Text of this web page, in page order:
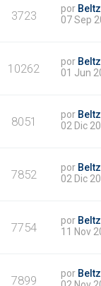
3723 por
07 Sep
10262 por
01 Jun
8051 por
02 Dic
7852 por
02 Dic
7754 por
11 Nov
7899 por